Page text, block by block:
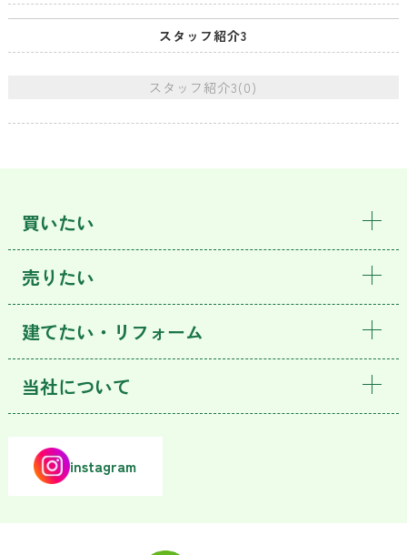
スタッフ紹介3
スタッフ紹介3(0)
買いたい
売りたい
建てたい・リフォーム
当社について
instagram